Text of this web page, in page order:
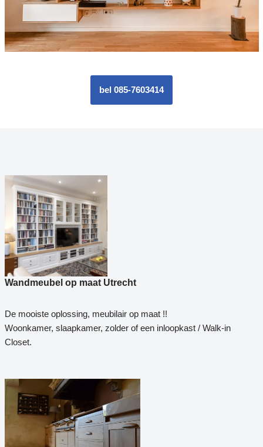
bel 085-7603414
Wandmeubel op maat Utrecht
De mooiste oplossing, meubilair op maat !!
Woonkamer, slaapkamer, zolder of een inloopkast / Walk-in
Closet.